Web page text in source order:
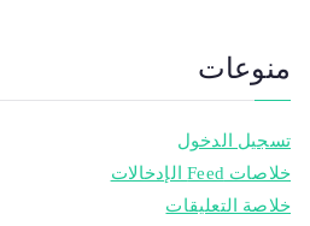
منوعات
تسجيل الدخول
خلاصات Feed الإدخالات
خلاصة التعليقات